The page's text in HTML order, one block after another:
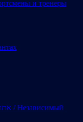
и тренеры